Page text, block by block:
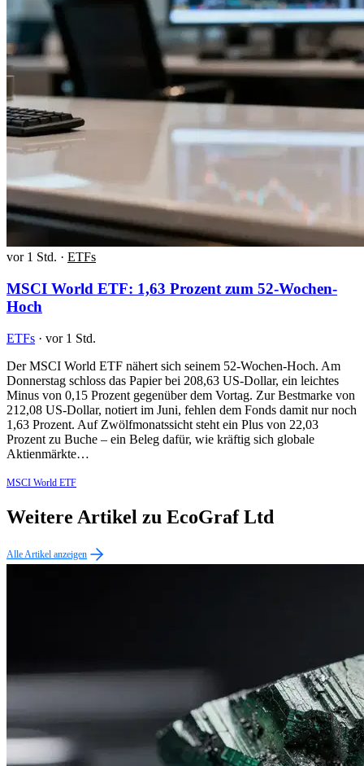
vor 1 Std. · ETFs
MSCI World ETF: 1,63 Prozent zum 52-Wochen-
Hoch
ETFs · vor 1 Std.
Der MSCI World ETF nähert sich seinem 52-Wochen-Hoch. Am
Donnerstag schloss das Papier bei 208,63 US-Dollar, ein leichtes
Minus von 0,15 Prozent gegenüber dem Vortag. Zur Bestmarke von
212,08 US-Dollar, notiert im Juni, fehlen dem Fonds damit nur noch
1,63 Prozent. Auf Zwölfmonatssicht steht ein Plus von 22,03
Prozent zu Buche – ein Beleg dafür, wie kräftig sich globale
Aktienmärkte…
MSCI World ETF
Weitere Artikel zu EcoGraf Ltd
Alle Artikel anzeigen